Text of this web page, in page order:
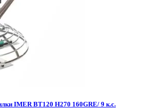
IMER BT120 H270 160GRE/ 9 к.с.